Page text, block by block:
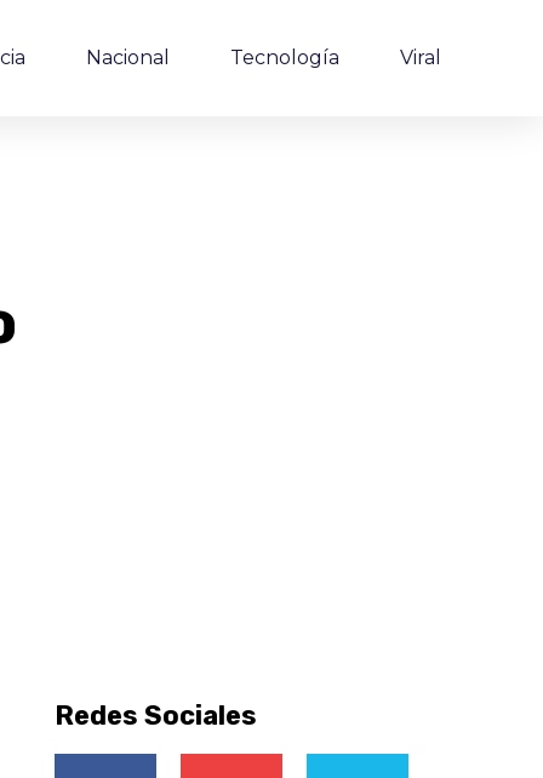
Nacional Tecnología Viral
Redes Sociales